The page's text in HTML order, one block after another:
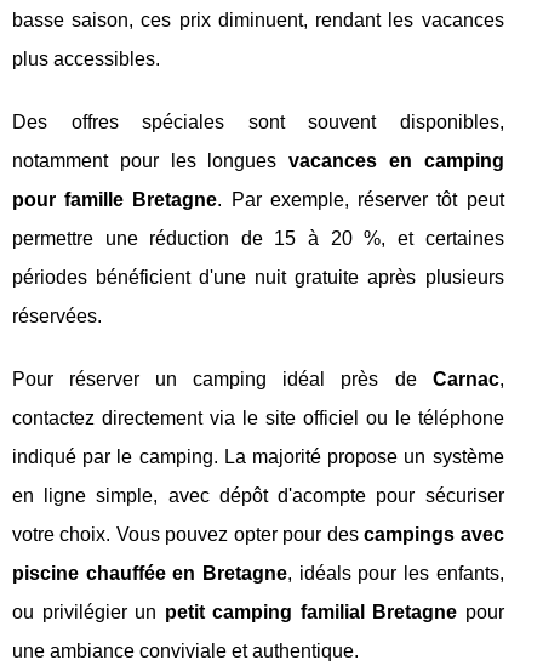
basse saison, ces prix diminuent, rendant les vacances
plus accessibles.
Des offres spéciales sont souvent disponibles,
notamment pour les longuesvacances en camping
pour famille Bretagne. Par exemple, réserver tôt peut
permettre une réduction de 15 à 20 %, et certaines
périodes bénéficient d'une nuit gratuite après plusieurs
réservées.
Pour réserver un camping idéal près de Carnac,
contactez directement via le site officiel ou le téléphone
indiqué par le camping. La majorité propose un système
en ligne simple, avec dépôt d'acompte pour sécuriser
votre choix. Vous pouvez opter pour descampings avec
piscine chauffée en Bretagne, idéals pour les enfants,
ou privilégier un petit camping familial Bretagne pour
une ambiance conviviale et authentique.